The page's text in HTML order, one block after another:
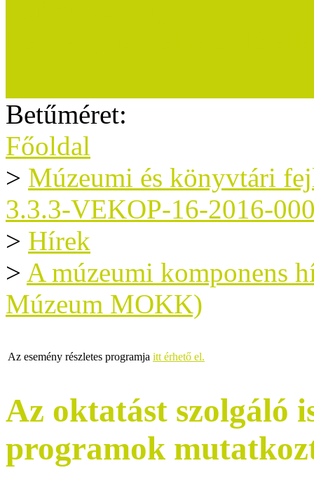
Betűméret:
Főoldal
> Múzeumi és könyvtári
3.3.3-VEKOP-16-2016-
> Hírek
> A múzeumi komponens
Múzeum MOKK)
Az esemény részletes programja itt érhető el.
Az oktatást szolgáló
programok